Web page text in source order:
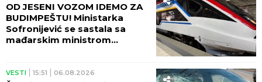
OD JESENI VOZOM IDEMO ZA
BUDIMPEŠTU! Ministarka
Sofronijević se sastala sa
mađarskim ministrom
VESTI 15:51 06.08.2026